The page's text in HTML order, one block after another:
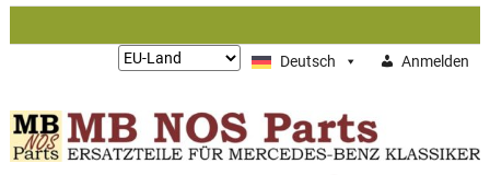
Zum
Deutsch Anmelden
Lieferung